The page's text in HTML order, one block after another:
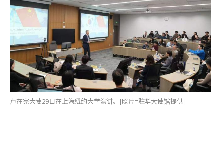
卢在宪大使29日在上海纽约大学演讲。[照片=驻华大使馆提供]